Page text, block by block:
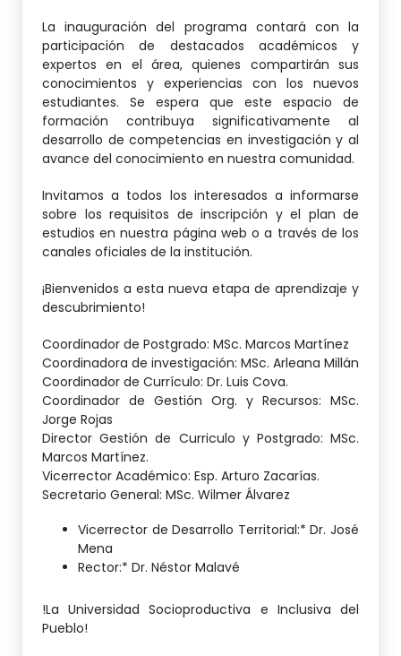
La inauguración del programa contará con la
participación de destacados académicos y
expertos en el área, quienes compartirán sus
conocimientos y experiencias con los nuevos
estudiantes. Se espera que este espacio de
formación contribuya significativamente al
desarrollo de competencias en investigación y al
avance del conocimiento en nuestra comunidad.
Invitamos a todos los interesados a informarse
sobre los requisitos de inscripción y el plan de
estudios en nuestra página web o a través de los
canales oficiales de la institución.
¡Bienvenidos a esta nueva etapa de aprendizaje y
descubrimiento!
Coordinador de Postgrado: MSc. Marcos Martínez
Coordinadora de investigación: MSc. Arleana Millán
Coordinador de Currículo: Dr. Luis Cova.
Coordinador de Gestión Org. y Recursos: MSc.
Jorge Rojas
Director Gestión de Curriculo y Postgrado: MSc.
Marcos Martínez.
Vicerrector Académico: Esp. Arturo Zacarías.
Secretario General: MSc. Wilmer Álvarez
Vicerrector de Desarrollo Territorial:* Dr. José
Mena
Rector:* Dr. Néstor Malavé
!La Universidad Socioproductiva e Inclusiva del
Pueblo!